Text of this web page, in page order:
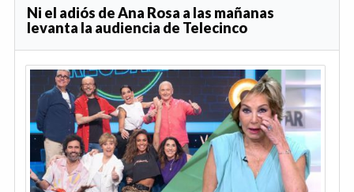
Ni el adiós de Ana Rosa a las mañanas
levanta la audiencia de Telecinco